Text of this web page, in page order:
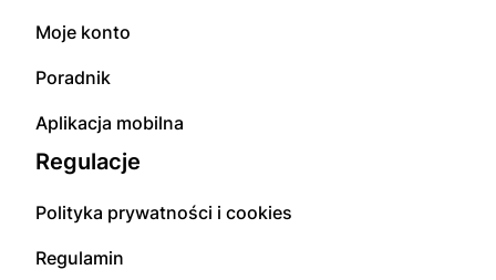
Moje konto
Poradnik
Aplikacja mobilna
Regulacje
Polityka prywatności i cookies
Regulamin